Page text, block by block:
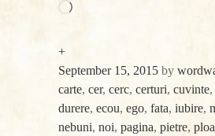
Loading…
+
September 15, 2015 by
carte, cer, cerc, certuri, cuvinte,
durere, ecou, ego, fata, iubire,
nebuni, noi, pagina, pietre,